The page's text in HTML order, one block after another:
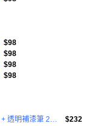
$98
$98
$98
$98
$232